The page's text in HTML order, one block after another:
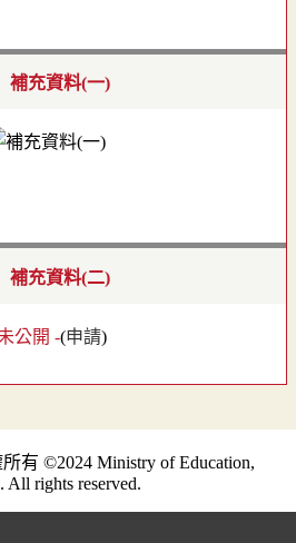
補充資料(一)
補充資料(二)
公開 -(申請)
有 ©2024 Ministry of Education,
All rights reserved.